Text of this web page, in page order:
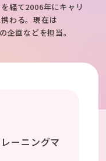
経て2006年にキャリ
わる。現在は
企画などを担当。
ーニングマ